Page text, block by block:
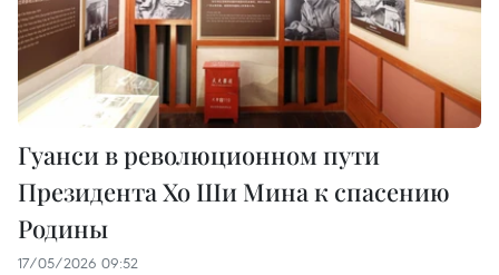
Гуанси в революционном пути
Президента Хо Ши Мина к спасению
Родины
17/05/2026 09:52